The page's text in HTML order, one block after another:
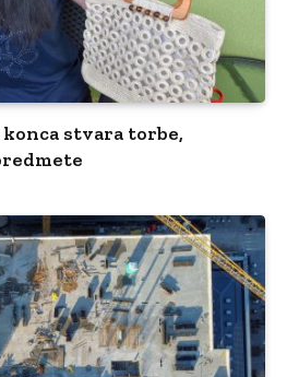
konca stvara torbe,